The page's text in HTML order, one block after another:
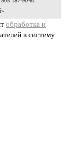
обработка и
в систему